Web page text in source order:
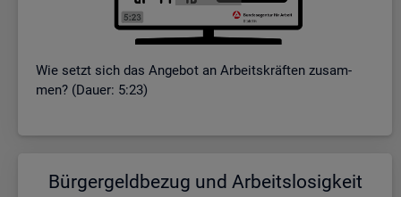
Wie setzt sich das An­ge­bot an Ar­beits­kräf­ten zu­sam­
men? (Dauer: 5:23)
Bür­ger­geld­be­zug und Ar­beits­lo­sig­keit